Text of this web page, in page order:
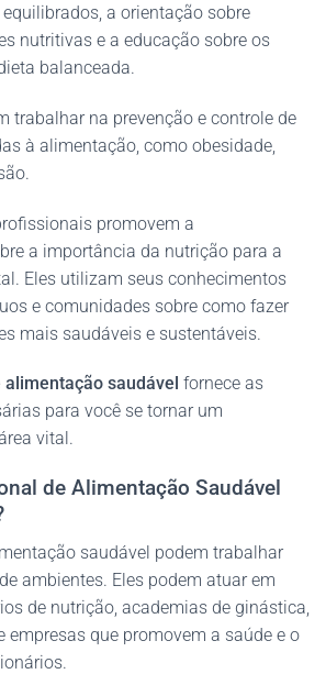
a orientação sobre
nutritivas e a educação sobre os
balanceada.
trabalhar na prevenção e controle de
à alimentação, como obesidade,
promovem a
a importância da nutrição para a
Eles utilizam seus conhecimentos
e comunidades sobre como fazer
mais saudáveis e sustentáveis.
saudável fornece as
para você se tornar um
vital.
de Alimentação Saudável
saudável podem trabalhar
ambientes. Eles podem atuar em
de nutrição, academias de ginástica,
empresas que promovem a saúde e o